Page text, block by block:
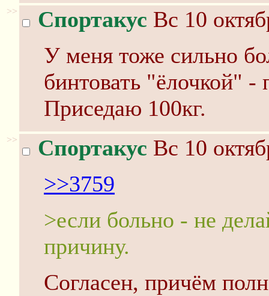
>> Спортакус Вс 10
У меня тоже сильно
бинтовать "ёлочкой" -
Приседаю 100кг.
>> Спортакус Вс 10
>>3759
>если больно - не
причину.
Согласен, причём